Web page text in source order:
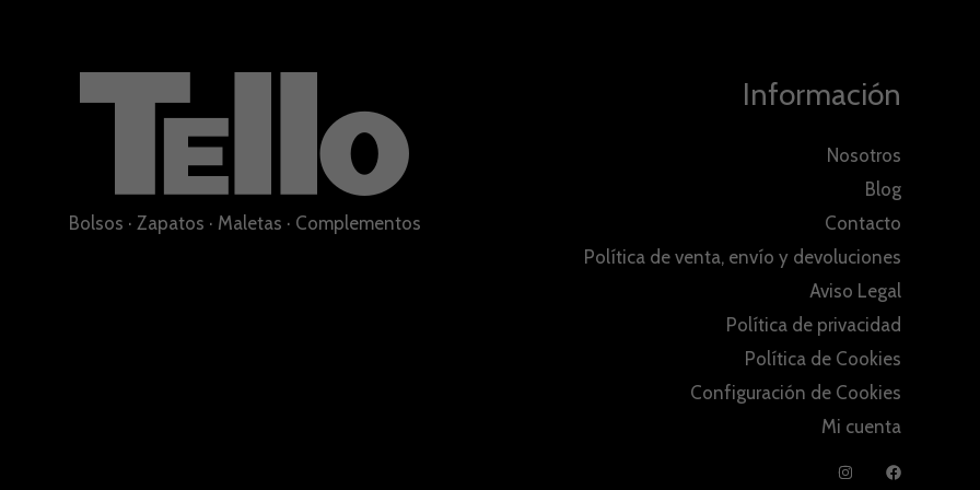
Bolsos · Zapatos · Maletas · Complementos
Información
Nosotros
Blog
Contacto
Política de venta, envío y devoluciones
Aviso Legal
Política de privacidad
Política de Cookies
Configuración de Cookies
Mi cuenta